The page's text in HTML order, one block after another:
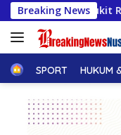
Langsung
ke
konten
Breaking News
Bukit Rimbang
HomeSPORT HUKUM